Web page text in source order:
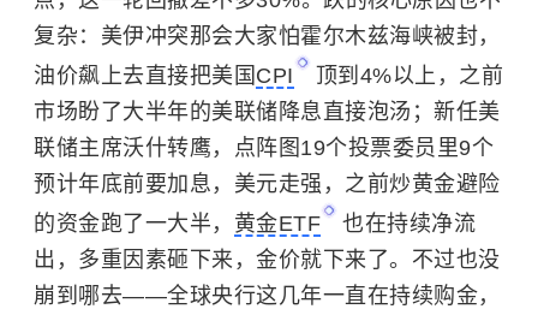
复杂：美伊冲突那会大家怕霍尔木兹海峡被封，
油价飙上去直接把美国 CPI
顶到4%以上，之前
市场盼了大半年的美联储降息直接泡汤；新任美
联储主席沃什转鹰，点阵图19个投票委员里9个
预计年底前要加息，美元走强，之前炒黄金避险
的资金跑了一大半， 黄金ETF
也在持续净流
出，多重因素砸下来，金价就下来了。不过也没
崩到哪去——全球央行这几年一直在持续购金，